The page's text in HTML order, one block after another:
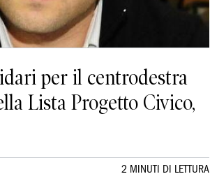
per il centrodestra
Lista Progetto Civico,
2 MINUTI DI LETTURA